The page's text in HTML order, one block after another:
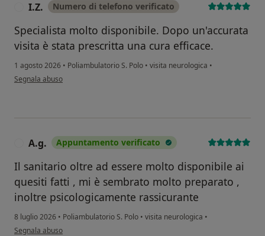
I.Z. Numero di telefono verificato
Specialista molto disponibile. Dopo un'accurata
visita è stata prescritta una cura efficace.
1 agosto 2026 • Poliambulatorio S. Polo • visita neurologica •
secondo l'opinione dell'utente I.Z.
Segnala abuso
A.g. Appuntamento verificato
Il sanitario oltre ad essere molto disponibile ai
quesiti fatti , mi è sembrato molto preparato ,
inoltre psicologicamente rassicurante
8 luglio 2026 • Poliambulatorio S. Polo • visita neurologica •
secondo l'opinione dell'utente A.g.
Segnala abuso